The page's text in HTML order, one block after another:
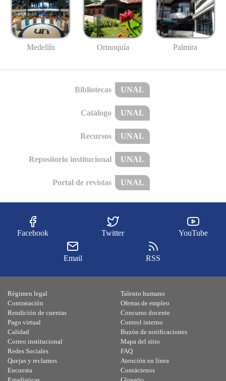
Medellín Orinoquía Palmira
Bibliotecas UNAL
Catálogo UNAL
Recursos UNAL
Repositorio institucional UNAL
Portal de revistas UNAL
Facebook Twitter YouTube
Email RSS
Régimen legal
Contratación
Rendición de cuentas
Pago virtual
Calidad
Talento humano
Ofertas de empleo
Concurso docente
Control interno
Buzón de notificaciones
Correo institucional
Redes Sociales
Quejas y reclamos
Encuesta
Mapa del sitio
FAQ
Atención en línea
Contáctenos